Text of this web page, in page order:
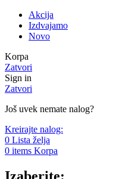
Akcija
Izdvajamo
Novo
Korpa
Zatvori
Sign in
Zatvori
Još uvek nemate nalog?
Kreirajte nalog:
0 Lista želja
0 items Korpa